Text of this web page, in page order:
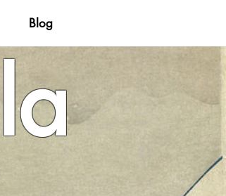
Blog